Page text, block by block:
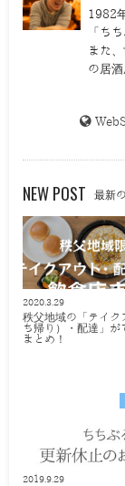
1982
「ち
また
の居
NEW POST 最新
2020.3.29
秩父地域の「テイク
ち帰り）・配達」が
まとめ！
2019.9.29